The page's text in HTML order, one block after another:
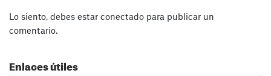
Lo siento, debes estar conectado para publicar un
comentario.
Enlaces útiles